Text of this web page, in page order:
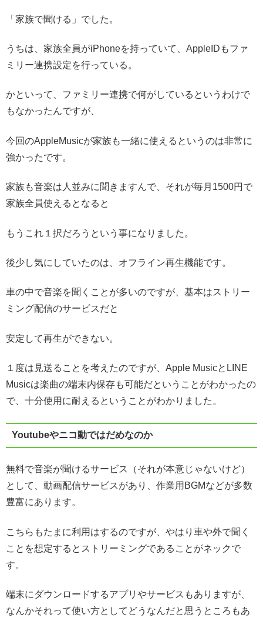
「家族で聞ける」でした。
うちは、家族全員がiPhoneを持っていて、AppleIDもファ
ミリー連携設定を行っている。
かといって、ファミリー連携で何がしているというわけで
もなかったんですが、
今回のAppleMusicが家族も一緒に使えるというのは非常に
強かったです。
家族も音楽は人並みに聞きますんで、それが毎月1500円で
家族全員使えるとなると
もうこれ１択だろうという事になりました。
後少し気にしていたのは、オフライン再生機能です。
車の中で音楽を聞くことが多いのですが、基本はストリー
ミング配信のサービスだと
安定して再生ができない。
１度は見送ることを考えたのですが、Apple MusicとLINE
Musicは楽曲の端末内保存も可能だということがわかったの
で、十分使用に耐えるということがわかりました。
Youtubeやニコ動ではだめなのか
無料で音楽が聞けるサービス（それが本意じゃないけど）
として、動画配信サービスがあり、作業用BGMなどが多数
豊富にあります。
こちらもたまに利用はするのですが、やはり車や外で聞く
ことを想定するとストリーミングであることがネックで
す。
端末にダウンロードするアプリやサービスもありますが、
なんかそれって使い方としてどうなんだと思うところもあ